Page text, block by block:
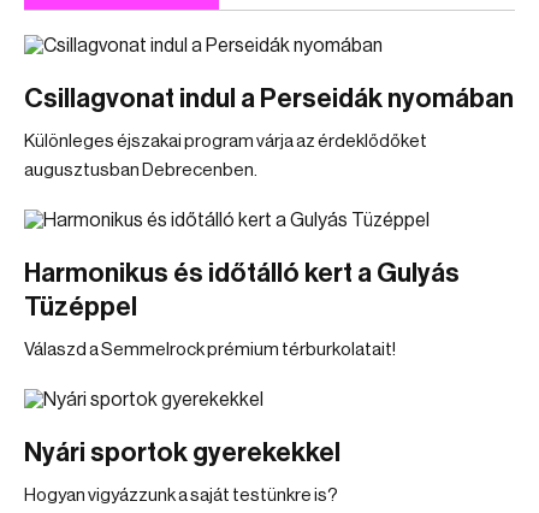
Csillagvonat indul a Perseidák nyomában
Különleges éjszakai program várja az érdeklődőket
augusztusban Debrecenben.
Harmonikus és időtálló kert a Gulyás
Tüzéppel
Válaszd a Semmelrock prémium térburkolatait!
Nyári sportok gyerekekkel
Hogyan vigyázzunk a saját testünkre is?